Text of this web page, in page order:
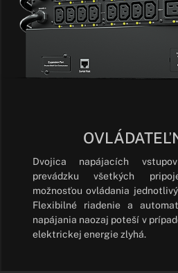
Dvojica napájacích
prevádzku všetkých
možnosťou ovládania
Flexibilné riadenie a
napájania naozaj poteší v
elektrickej energie zlyhá.